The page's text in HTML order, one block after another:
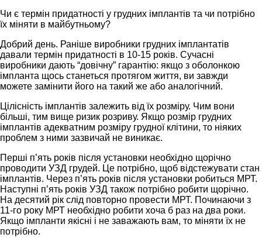
Чи є термін придатності у грудних імплантів та чи потрібно
їх міняти в майбутньому?
Добрий день. Раніше виробники грудних імплантатів
давали термін придатності в 10-15 років. Сучасні
виробники дають “довічну” гарантію: якщо з оболонкою
імпланта щось станеться протягом життя, ви завжди
можете замінити його на такий же або аналогічний.
Цілісність імплантів залежить від їх розміру. Чим вони
більші, тим вище ризик розриву. Якщо розмір грудних
імплантів адекватним розміру грудної клітини, то ніяких
проблем з ними зазвичай не виникає.
Перші п’ять років після установки необхідно щорічно
проводити УЗД грудей. Це потрібно, щоб відстежувати стан
імплантів. Через п’ять років після установки робиться МРТ.
Наступні п’ять років УЗД також потрібно робити щорічно.
На десятий рік слід повторно провести МРТ. Починаючи з
11-го року МРТ необхідно робити хоча б раз на два роки.
Якщо імпланти якісні і не заважають вам, то міняти їх не
потрібно.